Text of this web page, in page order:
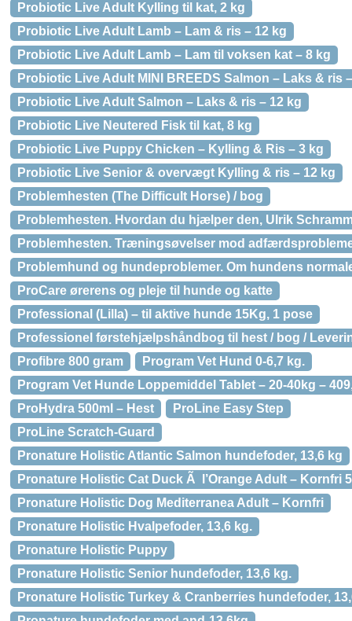
Probiotic Live Adult Kylling til kat, 2 kg
Probiotic Live Adult Lamb – Lam & ris – 12 kg
Probiotic Live Adult Lamb – Lam til voksen kat – 8 kg
Probiotic Live Adult MINI BREEDS Salmon – Laks & ris
Probiotic Live Adult Salmon – Laks & ris – 12 kg
Probiotic Live Neutered Fisk til kat, 8 kg
Probiotic Live Puppy Chicken – Kylling & Ris – 3 kg
Probiotic Live Senior & overvægt Kylling & ris – 12 kg
Problemhesten (The Difficult Horse) / bog
Problemhesten. Hvordan du hjælper den, Ulrik
Problemhesten. Træningsøvelser mod
Problemhund og hundeproblemer. Om hundens
ProCare ørerens og pleje til hunde og katte
Professional (Lilla) – til aktive hunde 15Kg, 1 pose
Professionel førstehjælpshåndbog til hest / bog /
Profibre 800 gram
Program Vet Hund 0-6,7 kg.
Program Vet Hunde Loppemiddel Tablet – 20-40kg –
ProHydra 500ml – Hest
ProLine Easy Step
ProLine Scratch-Guard
Pronature Holistic Atlantic Salmon hundefoder, 13,6 kg
Pronature Holistic Cat Duck Ã l’Orange Adult – Kornfri
Pronature Holistic Dog Mediterranea Adult – Kornfri
Pronature Holistic Hvalpefoder, 13,6 kg.
Pronature Holistic Puppy
Pronature Holistic Senior hundefoder, 13,6 kg.
Pronature Holistic Turkey & Cranberries hundefoder,